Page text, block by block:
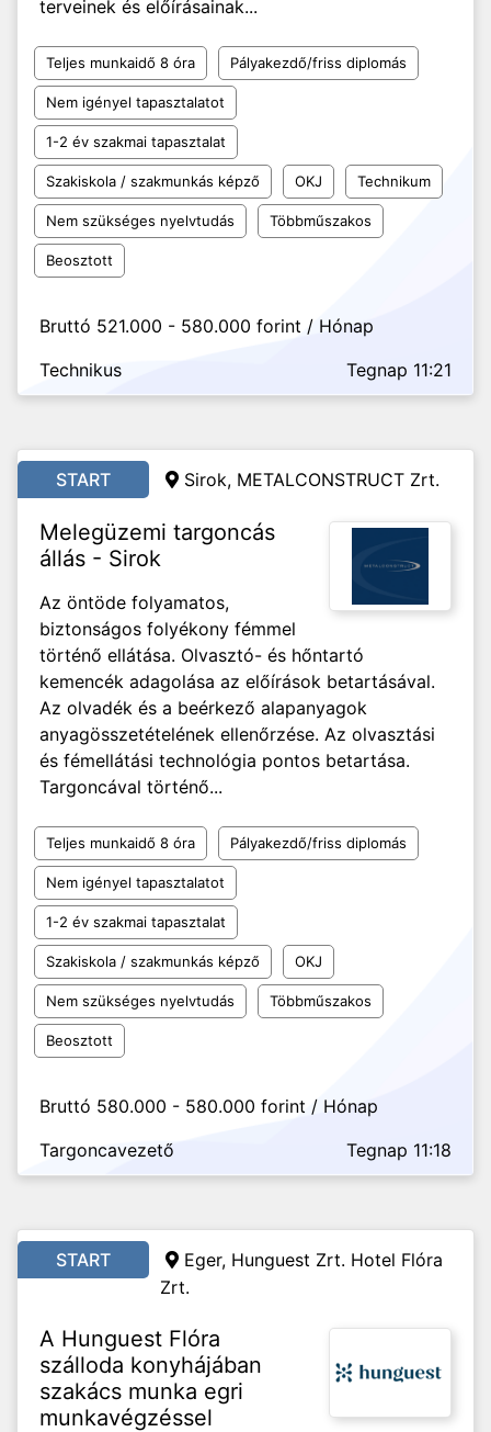
terveinek és előírásainak...
Teljes munkaidő 8 óra Pályakezdő/friss diplomás
Nem igényel tapasztalatot
1-2 év szakmai tapasztalat
Szakiskola / szakmunkás képző OKJ Technikum
Nem szükséges nyelvtudás Többműszakos
Beosztott
Bruttó 521.000 - 580.000 forint / Hónap
Technikus
Tegnap 11:21
START Sirok, METALCONSTRUCT Zrt.
Melegüzemi targoncás
állás - Sirok
Az öntöde folyamatos,
biztonságos folyékony fémmel
történő ellátása. Olvasztó- és hőntartó
kemencék adagolása az előírások betartásával.
Az olvadék és a beérkező alapanyagok
anyagösszetételének ellenőrzése. Az olvasztási
és fémellátási technológia pontos betartása.
Targoncával történő...
Teljes munkaidő 8 óra Pályakezdő/friss diplomás
Nem igényel tapasztalatot
1-2 év szakmai tapasztalat
Szakiskola / szakmunkás képző OKJ
Nem szükséges nyelvtudás Többműszakos
Beosztott
Bruttó 580.000 - 580.000 forint / Hónap
Targoncavezető
Tegnap 11:18
START
Eger, Hunguest Zrt. Hotel Flóra
Zrt.
A Hunguest Flóra
szálloda konyhájában
szakács munka egri
munkavégzéssel